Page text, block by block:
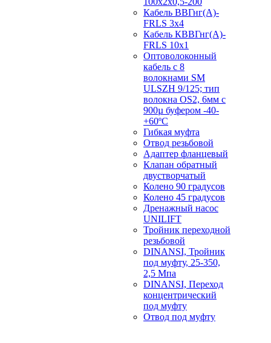
Кабель ВВГнг(А)-
FRLS 3х4
Кабель КВВГнг(А)-
FRLS 10х1
Оптоволоконный
кабель с 8
волокнами SM
ULSZH 9/125; тип
волокна OS2, 6мм с
900µ буфером -40-
+60ºC
Гибкая муфта
Отвод резьбовой
Адаптер фланцевый
Клапан обратный
двустворчатый
Колено 90 градусов
Колено 45 градусов
Дренажный насос
UNILIFT
Тройник переходной
резьбовой
DINANSI, Тройник
под муфту, 25-350,
2,5 Мпа
DINANSI, Переход
концентрический
под муфту
Отвод под муфту